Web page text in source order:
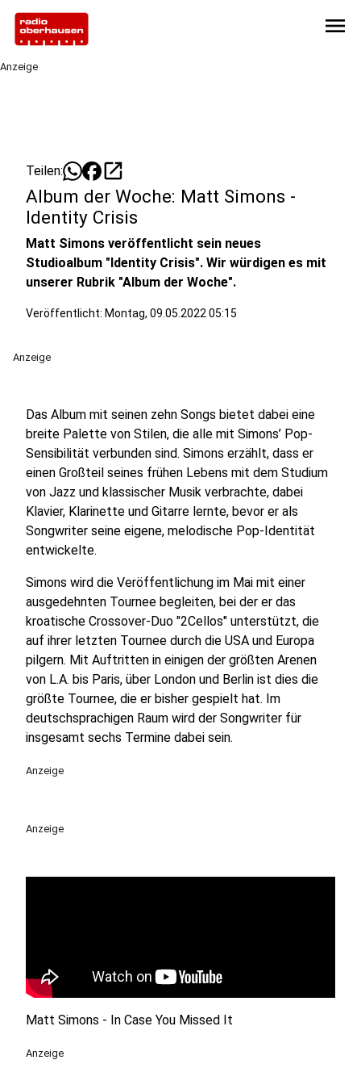
menu
Anzeige
Teilen: open_in_new
Album der Woche: Matt Simons -
Identity Crisis
Matt Simons veröffentlicht sein neues
Studioalbum "Identity Crisis". Wir würdigen es mit
unserer Rubrik "Album der Woche".
Veröffentlicht: Montag, 09.05.2022 05:15
Anzeige
Das Album mit seinen zehn Songs bietet dabei eine
breite Palette von Stilen, die alle mit Simons’ Pop-
Sensibilität verbunden sind. Simons erzählt, dass er
einen Großteil seines frühen Lebens mit dem Studium
von Jazz und klassischer Musik verbrachte, dabei
Klavier, Klarinette und Gitarre lernte, bevor er als
Songwriter seine eigene, melodische Pop-Identität
entwickelte.
Simons wird die Veröffentlichung im Mai mit einer
ausgedehnten Tournee begleiten, bei der er das
kroatische Crossover-Duo "2Cellos" unterstützt, die
auf ihrer letzten Tournee durch die USA und Europa
pilgern. Mit Auftritten in einigen der größten Arenen
von L.A. bis Paris, über London und Berlin ist dies die
größte Tournee, die er bisher gespielt hat. Im
deutschsprachigen Raum wird der Songwriter für
insgesamt sechs Termine dabei sein.
Anzeige
Anzeige
Matt Simons - In Case You Missed It
Anzeige